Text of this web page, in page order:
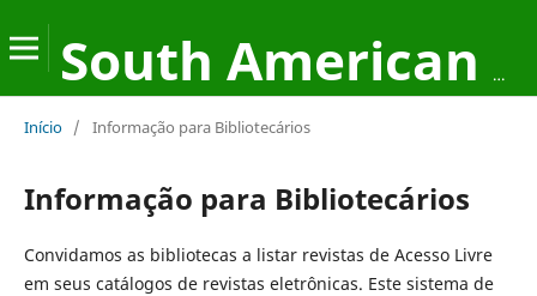
South American Development Society Journal
Início / Informação para Bibliotecários
Informação para Bibliotecários
Convidamos as bibliotecas a listar revistas de Acesso Livre
em seus catálogos de revistas eletrônicas. Este sistema de